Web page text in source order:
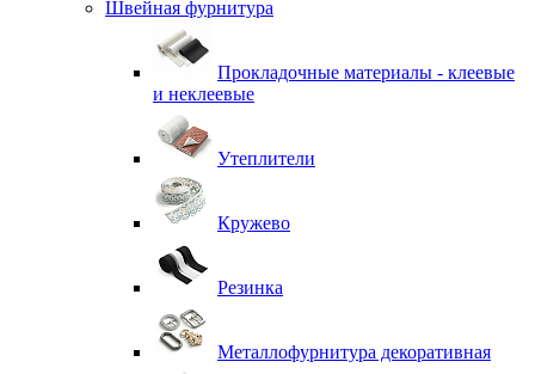
Швейная фурнитура
Прокладочные материалы - клеевые
и неклеевые
Утеплители
Кружево
Резинка
Металлофурнитура декоративная